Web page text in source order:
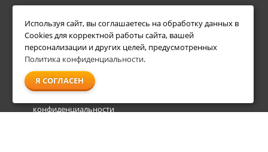
Условия возврата
О компании
Доставка
Оплата
Гарантия и сервис
конфиденциальности
Акции
Используя сайт, вы соглашаетесь на обработку данных в
Cookies для корректной работы сайта, вашей
персонализации и других целей, предусмотренных
Политика конфиденциальности.
Я СОГЛАСЕН